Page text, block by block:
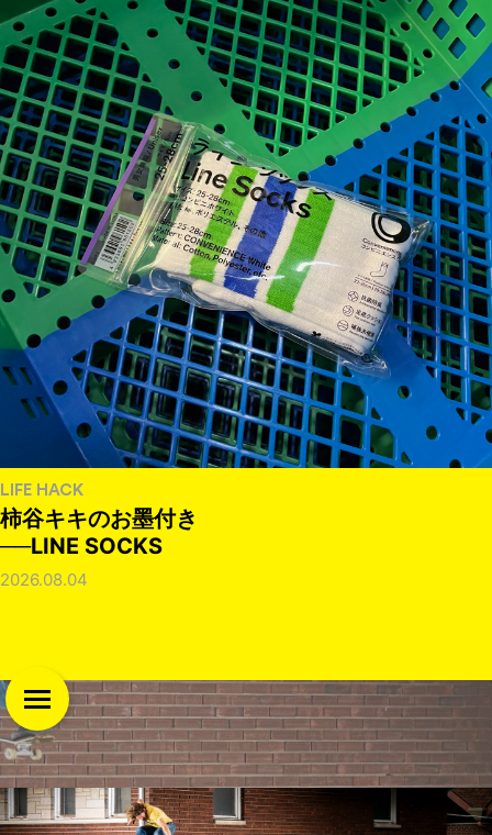
LIFE HACK
柿谷キキのお墨付き
──LINE SOCKS
2026.08.04